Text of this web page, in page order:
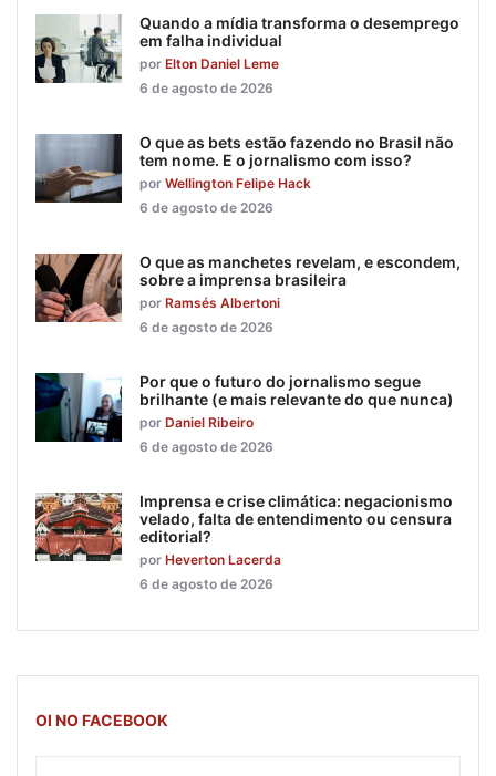
Quando a mídia transforma o desemprego
em falha individual
por Elton Daniel Leme
6 de agosto de 2026
O que as bets estão fazendo no Brasil não
tem nome. E o jornalismo com isso?
por Wellington Felipe Hack
6 de agosto de 2026
O que as manchetes revelam, e escondem,
sobre a imprensa brasileira
por Ramsés Albertoni
6 de agosto de 2026
Por que o futuro do jornalismo segue
brilhante (e mais relevante do que nunca)
por Daniel Ribeiro
6 de agosto de 2026
Imprensa e crise climática: negacionismo
velado, falta de entendimento ou censura
editorial?
por Heverton Lacerda
6 de agosto de 2026
OI NO FACEBOOK